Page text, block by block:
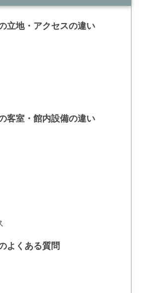
立地・アクセスの違い
客室・館内設備の違い
よくある質問